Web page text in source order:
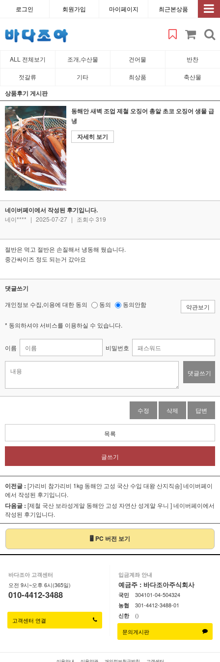
로그인 회원가입 마이페이지 최근본상품
ALL 전체보기 조개,수산물 건어물 반찬
젓갈류 기타 최상품 축산물
상품후기 게시판
동해안 새벽 조업 제철 오징어 총알 초코 오징어 생물 급
냉
자세히 보기
네이버페이에서 작성된 후기입니다.
네이**** | 2025-07-27 | 조회수 319
절반은 먹고 절반은 손질해서 냉동해 뒀습니다.
중간싸이즈 정도 되는거 갔아요
댓글쓰기
개인정보 수집,이용에 대한 동의 동의 동의안함 약관보기
* 동의하셔야 서비스를 이용하실 수 있습니다.
이름 비밀번호
댓글쓰기
수정 삭제 답변
목록
글쓰기
이전글 : [가리비 참가리비 1kg 동해안 고성 국산 수입 대왕 산지직송]네이버페이
에서 작성된 후기입니다.
다음글 : [제철 국산 보라성게알 동해안 고성 자연산 성게알 우니 ]네이버페이에서
작성된 후기입니다.
🖥 PC 버전 보기
바다조아 고객센터
오전 9시~오후 6시(365일)
010-4412-3488
고객센터 연결
입금계좌 안내
예금주 : 바다조아주식회사
국민 304101-04-504324
농협 301-4412-3488-01
신한()
문의게시판